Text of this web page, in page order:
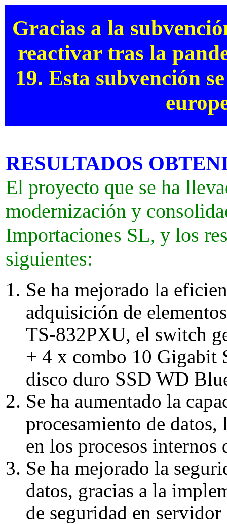
Gracias a la
reactivar tras la
19. Esta subvención
RESULTADOS
El proyecto que se ha
modernización y
Importaciones SL, y los
siguientes:
Se ha mejorado la
adquisición de
TS-832PXU, el switch
+ 4 x combo 10 Gigabit
disco duro SSD WD
Se ha aumentado la
procesamiento de
en los procesos internos
Se ha mejorado la
datos, gracias a la
de seguridad en